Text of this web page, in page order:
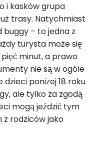
i kasków grupa
trasy. Natychmiast
buggy – to jedna z
turysta może się
minut, a prawo
nie są w ogóle
poniżej 18 roku
ale tylko za zgodą
mogą jeździć tym
rodziców jako